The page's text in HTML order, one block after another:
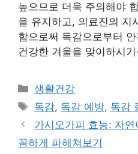
높으므로 더욱 주의해야
을 유지하고, 의료진의 지
함으로써 독감으로부터
건강한 겨울을 맞이하시
Categories
생활건강
Tags
독감, 독감 예방, 독감
가시오가피 효능: 자
꼼하게 파헤쳐보기